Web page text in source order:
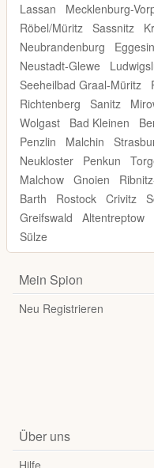
Lassan
Mecklenburg-
Röbel/Müritz Sassnitz
Neubrandenburg
Eggesin
Neustadt-Glewe
Seeheilbad Graal-Müritz
Richtenberg
Sanitz
Wolgast
Bad Kleinen
Penzlin
Malchin
Neukloster
Penkun
Malchow Gnoien
Barth
Rostock Crivitz
Greifswald
Altentreptow
Sülze
Mein Spion
Neu Registrieren
Über uns